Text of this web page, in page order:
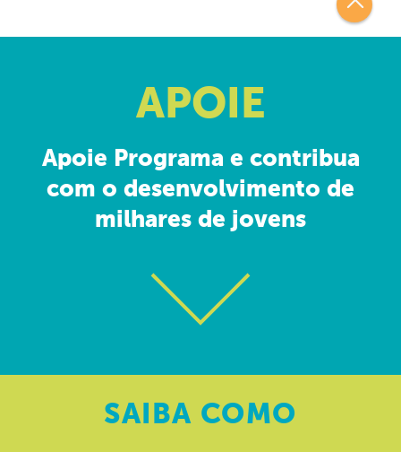
APOIE
Apoie Programa e contribua
com o desenvolvimento de
milhares de jovens
SAIBA COMO